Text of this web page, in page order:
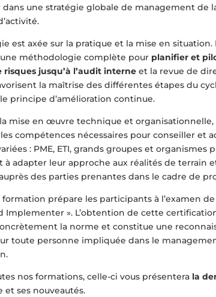
une stratégie globale de management de
est axée sur la pratique et la mise en
méthodologie complète pour planifier et
risques jusqu’à l’audit interne et la revue de
la maîtrise des différentes étapes du
principe d’amélioration continue.
mise en œuvre technique et
compétences nécessaires pour conseiller et
: PME, ETI, grands groupes et organismes
à adapter leur approche aux réalités de terrain
des parties prenantes dans le cadre de
prépare les participants à l’examen
Implementer ». L’obtention de cette
la norme et constitue une
toute personne impliquée dans le
nos formations, celle-ci vous présentera la
et ses nouveautés.